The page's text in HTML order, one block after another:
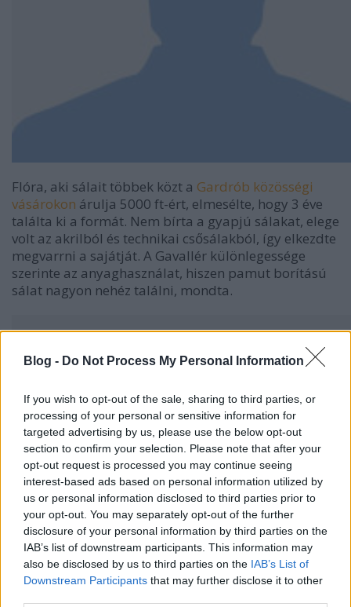
Blog - Do Not Process My Personal Information
If you wish to opt-out of the sale, sharing to third parties, or
processing of your personal or sensitive information for
targeted advertising by us, please use the below opt-out
section to confirm your selection. Please note that after your
opt-out request is processed you may continue seeing
interest-based ads based on personal information utilized by
us or personal information disclosed to third parties prior to
your opt-out. You may separately opt-out of the further
disclosure of your personal information by third parties on the
IAB’s list of downstream participants. This information may
also be disclosed by us to third parties on the IAB’s List of
Downstream Participants that may further disclose it to other
Flóra, aki sálait többek közt a Gardrób közösségi
vásárokon árulja 5000 ft-ért, elmesélte, hogy 3 éve
találta ki a formát. Nem bírta a gyapjú sálakat, elege
volt az akrilból és technikai csősálakból, így elkezdte
megvarrni a sajátját. A Gavallér különlegessége
szerinte az anyaghasználat, hiszen pamut borítású
sálat nagyon nehéz találni, mondta.